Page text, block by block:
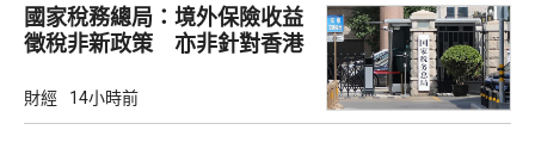
國家稅務總局：境外保險收益
徵稅非新政策 亦非針對香港
財經 14小時前